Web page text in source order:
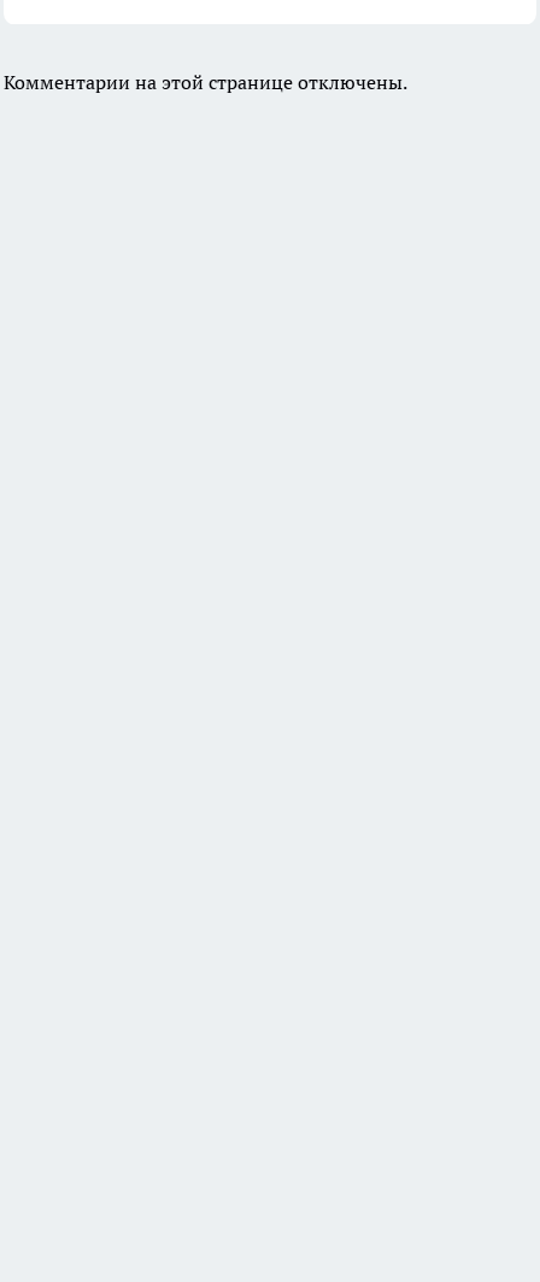
Комментарии на этой странице отключены.